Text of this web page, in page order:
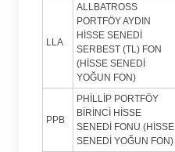
LLA
ALLBATROSS
PORTFÖY AYDIN
HİSSE SENEDİ
SERBEST (TL) FON
(HİSSE SENEDİ
YOĞUN FON)
PPB
PHİLLİP PORTFÖY
BİRİNCİ HİSSE
SENEDİ FONU (HİSSE
SENEDİ YOĞUN FON)